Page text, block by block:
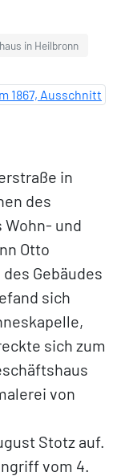
in Heilbronn
in
des
Wohn- und
Otto
Gebäudes
sich
sich zum
von
Stotz auf.
vom 4.